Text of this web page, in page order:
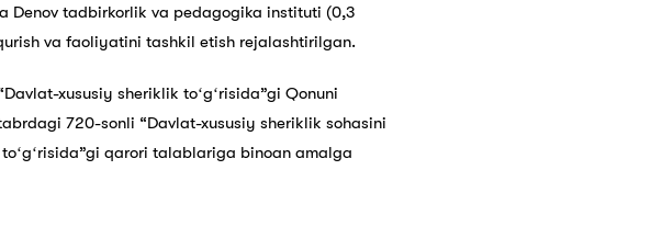
Denov tadbirkorlik va pedagogika instituti (0,3
va faoliyatini tashkil etish rejalashtirilgan.
xususiy sheriklik toʻgʻrisida”gi Qonuni
720-sonli “Davlat-xususiy sheriklik sohasini
qarori talablariga binoan amalga